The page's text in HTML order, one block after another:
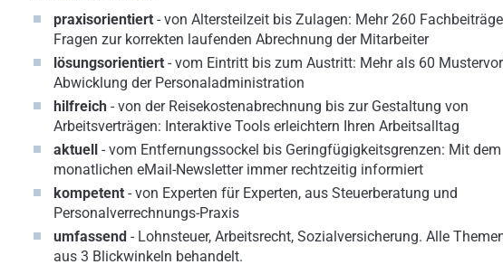
praxisorientiert - von Altersteilzeit bis Zulagen: Mehr 260
Fragen zur korrekten laufenden Abrechnung der Mitarbeiter
lösungsorientiert - vom Eintritt bis zum Austritt: Mehr als 60
Abwicklung der Personaladministration
hilfreich - von der Reisekostenabrechnung bis zur Gestaltung von
Arbeitsverträgen: Interaktive Tools erleichtern Ihren Arbeitsalltag
aktuell - vom Entfernungssockel bis Geringfügigkeitsgrenzen: Mit dem
monatlichen eMail-Newsletter immer rechtzeitig informiert
kompetent - von Experten für Experten, aus Steuerberatung und
Personalverrechnungs-Praxis
umfassend - Lohnsteuer, Arbeitsrecht, Sozialversicherung. Alle
aus 3 Blickwinkeln behandelt.